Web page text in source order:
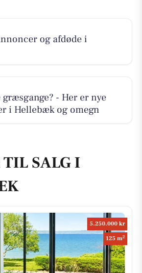
og afdøde i
græsgange? - Her er nye
i Hellebæk og omegn
SALG I
5.250.000 kr
125 m2